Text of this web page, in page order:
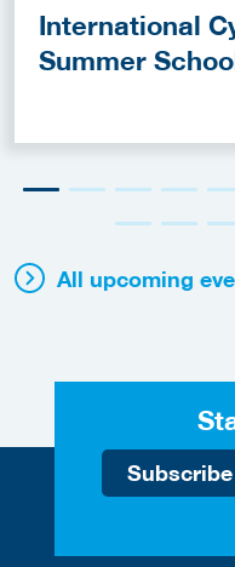
International
Summer
All upcoming